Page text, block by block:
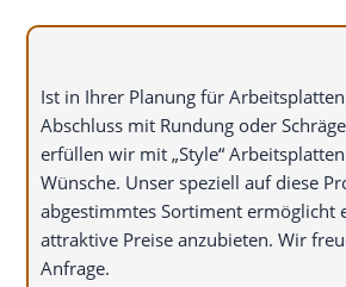
Ist in Ihrer Pla­nung für
Abschluss mit Run­dung oder
erfül­len wir mit „Style“
Wün­sche. Unser spe­zi­ell auf die­se
abge­stimm­tes Sor­ti­ment ermög­licht
attrak­ti­ve Prei­se anzu­bie­ten. Wir
Anfrage.